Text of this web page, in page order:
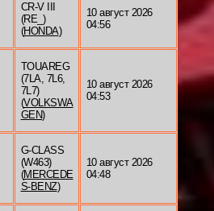
CR-V III
(RE_)
(HONDA)
10 август 2026
04:56
TOUAREG
(7LA, 7L6,
7L7)
(VOLKSWA
GEN)
10 август 2026
04:53
G-CLASS
(W463)
(MERCEDE
S-BENZ)
10 август 2026
04:48